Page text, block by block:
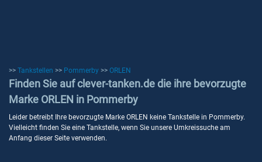
>> Tankstellen >> Pommerby >> ORLEN
Finden Sie auf clever-tanken.de die ihre bevorzugte
Marke ORLEN in Pommerby
Leider betreibt Ihre bevorzugte Marke ORLEN keine Tankstelle in Pommerby.
Vielleicht finden Sie eine Tankstelle, wenn Sie unsere Umkreissuche am
Anfang dieser Seite verwenden.